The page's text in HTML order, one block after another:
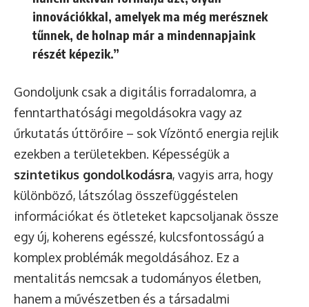
innovációkkal, amelyek ma még merésznek
tűnnek, de holnap már a mindennapjaink
részét képezik.”
Gondoljunk csak a digitális forradalomra, a
fenntarthatósági megoldásokra vagy az
űrkutatás úttörőire – sok Vízöntő energia rejlik
ezekben a területekben. Képességük a
szintetikus gondolkodásra, vagyis arra, hogy
különböző, látszólag összefüggéstelen
információkat és ötleteket kapcsoljanak össze
egy új, koherens egésszé, kulcsfontosságú a
komplex problémák megoldásához. Ez a
mentalitás nemcsak a tudományos életben,
hanem a művészetben és a társadalmi